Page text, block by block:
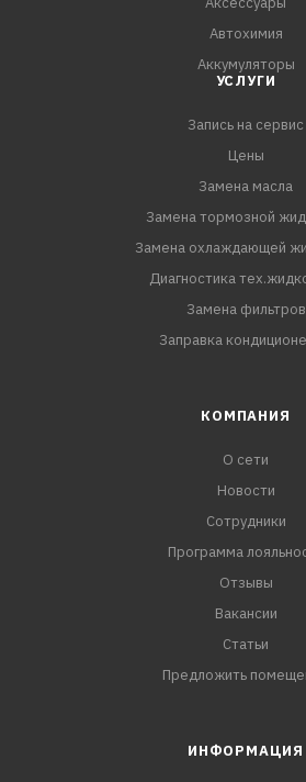
Автохимия
Аккумуляторы
УСЛУГИ
Запись на сервис
Цены
Замена масла
Замена тормозной
Замена охлаждающей
Диагностика
Замена фильтров
Заправка
КОМПАНИЯ
О сети
Новости
Сотрудники
Программа
Отзывы
Вакансии
Статьи
Предложить
ИНФОРМАЦИЯ